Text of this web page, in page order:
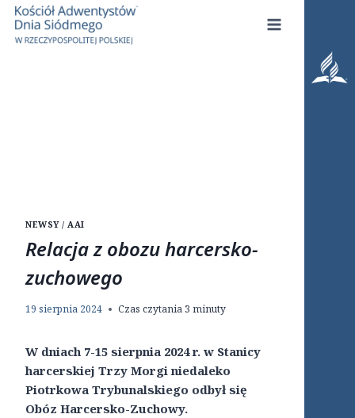
Przejdź
treści
NEWSY / AAI
Relacja z obozu harcersko-
zuchowego
19 sierpnia 2024 Czas czytania 3 minuty
W dniach 7-15 sierpnia 2024 r. w Stanicy
harcerskiej Trzy Morgi niedaleko
Piotrkowa Trybunalskiego odbył się
Obóz Harcersko-Zuchowy.